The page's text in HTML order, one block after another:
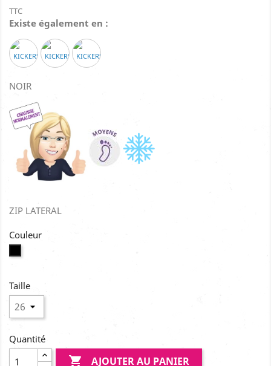
TTC
Existe également en :
NOIR
ZIP LATERAL
Couleur
Taille
Quantité
 AJOUTER AU PANIER